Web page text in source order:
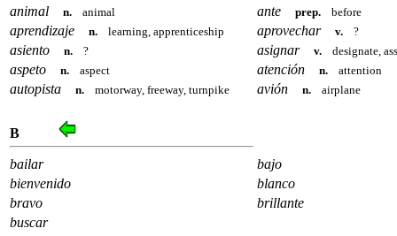
animal n. animal ante prep. before
aprendizaje n. learning, apprenticeship aprovechar v. ?
asiento n. ? asignar v. designate,
aspeto n. aspect atención n. attention
autopista n. motorway, freeway, turnpike avión n. airplane
B
bailar
bajo
bienvenido
blanco
bravo
brillante
buscar